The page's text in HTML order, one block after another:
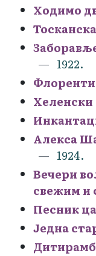
Ходимо
1922.
Алекса
1924.
Вечери
свежим и
Песник
Једна
Дитирамб